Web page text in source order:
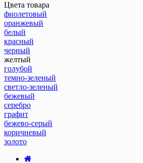
Цвета товара
фиолетовый
оранжевый
белый
красный
черный
желтый
голубой
темно-зеленый
светло-зеленый
бежевый
серебро
графит
бежево-серый
коричневый
золото